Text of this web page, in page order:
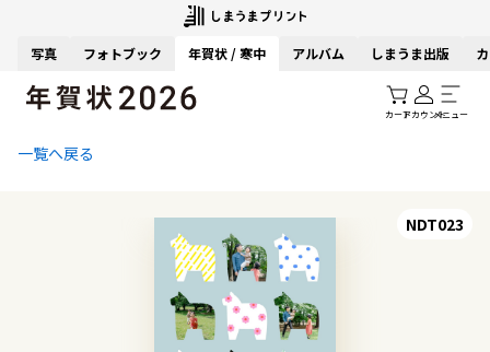
写真 フォトブック 年賀状 / 寒中 アルバム しまうま出版
カートアカウントメニュー
一覧へ戻る
NDT023